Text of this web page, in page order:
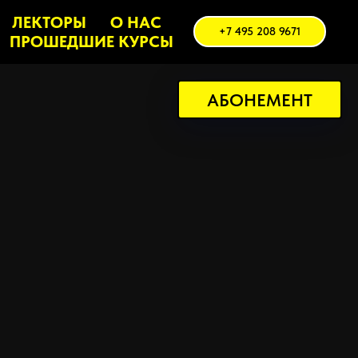
ЛЕКТОРЫ
О НАС
ПРОШЕДШИЕ КУРСЫ
+7 495 208 9671
АБОНЕМЕНТ